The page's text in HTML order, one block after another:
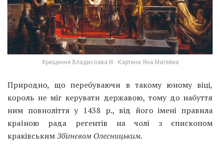
Хрещення Владислава III. Картина Яна Матейка
Природно, що перебуваючи в такому юному віці,
король не міг керувати державою, тому до набуття
ним повноліття у 1438 р., від його імені правила
країною рада регентів на чолі з єпископом
краківськимЗбігнєвом Олесницьким.